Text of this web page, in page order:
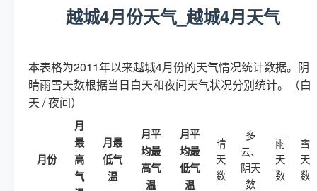
越城4月份天气_越城4月天气
本表格为2011年以来越城4月份的天气情况统计数据。阴
晴雨雪天数根据当日白天和夜间天气状况分别统计。（白
天 / 夜间）
月份
月
最
高
气
月最
低气
温
月平
均最
高气
温
月平
均最
低气
温
晴
天
数
多
云、
阴天
数
雨
天
数
雪
天
数